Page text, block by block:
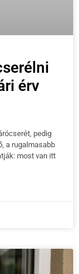
érv
pedig
a rugalmasabb
most van itt